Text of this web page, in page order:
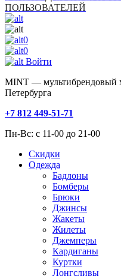
ПОЛЬЗОВАТЕЛЕЙ
0
0
Войти
MINT — мультибрендовый
Петербурга
+7 812 449-51-71
Пн-Вс: с 11-00 до 21-00
Скидки
Одежда
Бадлоны
Бомберы
Брюки
Джинсы
Жакеты
Жилеты
Джемперы
Кардиганы
Куртки
Лонгсливы